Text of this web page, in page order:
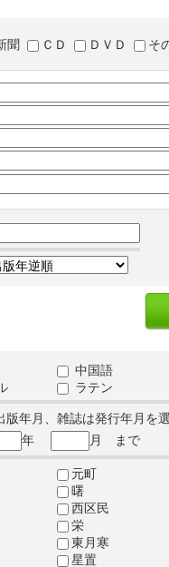
聞 ＣＤ ＤＶＤ そ
中国語
ラテン
年月、雑誌は発行年月を
年 月 まで
元町
曙
西区民
栄
東月寒
星置